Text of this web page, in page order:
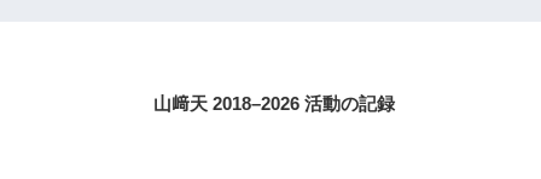
山﨑天 2018–2026 活動の記録